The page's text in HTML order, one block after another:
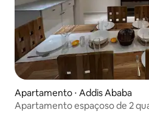
Apartamento ⋅ Addis Ababa
Apartamento espaçoso de 2